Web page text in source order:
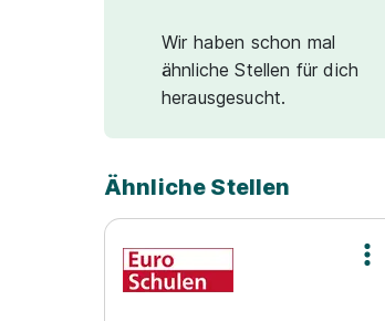
Wir haben schon mal
ähnliche Stellen für dich
herausgesucht.
Ähnliche Stellen